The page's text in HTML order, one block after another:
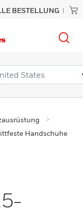
BESTELLUNG
Handschuhe